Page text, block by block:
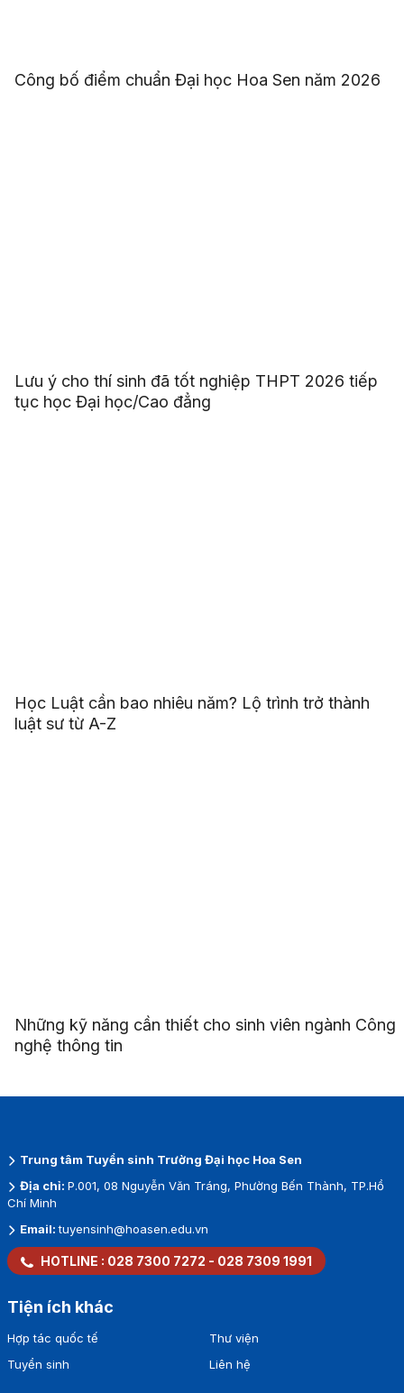
Công bố điểm chuẩn Đại học Hoa Sen năm 2026
Lưu ý cho thí sinh đã tốt nghiệp THPT 2026 tiếp
tục học Đại học/Cao đẳng
Học Luật cần bao nhiêu năm? Lộ trình trở thành
luật sư từ A-Z
Những kỹ năng cần thiết cho sinh viên ngành Công
nghệ thông tin
Trung tâm Tuyển sinh Trường Đại học Hoa Sen
Địa chỉ: P.001, 08 Nguyễn Văn Tráng, Phường Bến Thành, TP.Hồ
Chí Minh
Email:tuyensinh@hoasen.edu.vn
HOTLINE : 028 7300 7272 - 028 7309 1991
Tiện ích khác
Hợp tác quốc tế
Tuyển sinh
Thư viện
Liên hệ